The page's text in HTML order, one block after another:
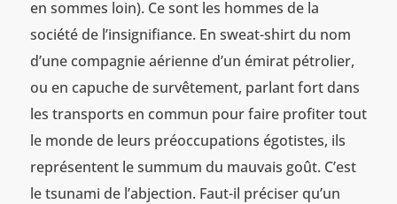
en sommes loin). Ce sont les hommes de la
société de l’insignifiance. En sweat-shirt du nom
d’une compagnie aérienne d’un émirat pétrolier,
ou en capuche de survêtement, parlant fort dans
les transports en commun pour faire profiter tout
le monde de leurs préoccupations égotistes, ils
représentent le summum du mauvais goût. C’est
le tsunami de l’abjection. Faut-il préciser qu’un